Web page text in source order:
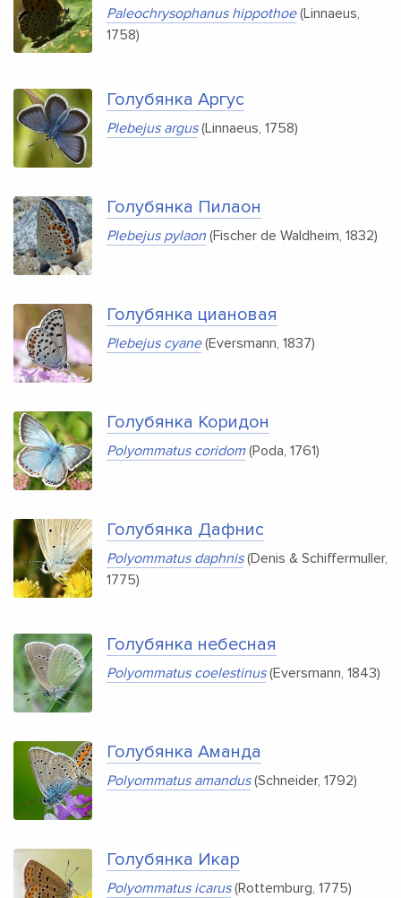
Paleochrysophanus hippothoe(Linnaeus,
1758)
Голубянка Аргус
Plebejus argus(Linnaeus, 1758)
Голубянка Пилаон
Plebejus pylaon (Fischer de Waldheim, 1832)
Голубянка циановая
Plebejus cyane(Eversmann, 1837)
Голубянка Коридон
Polyommatus coridom(Poda, 1761)
Голубянка Дафнис
Polyommatus daphnis(Denis & Schiffermuller,
1775)
Голубянка небесная
Polyommatus coelestinus(Eversmann, 1843)
Голубянка Аманда
Polyommatus amandus(Schneider, 1792)
Голубянка Икар
Polyommatus icarus(Rottemburg, 1775)